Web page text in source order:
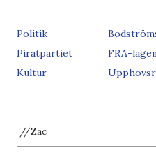
Politik
Piratpartiet
FRA-
Kultur
//Zac